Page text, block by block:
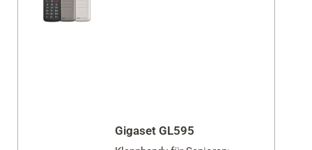
Gigaset GL595